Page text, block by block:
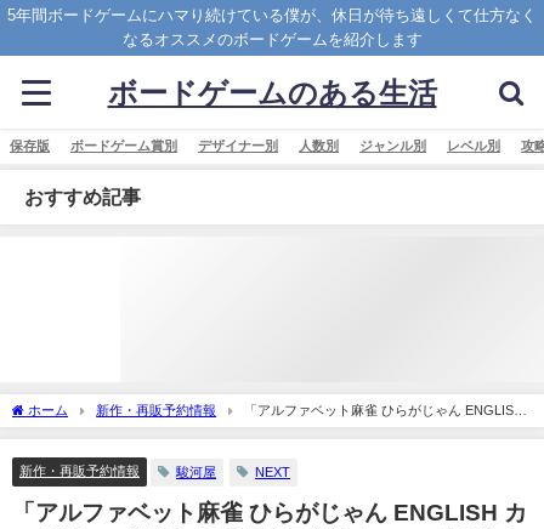
5年間ボードゲームにハマり続けている僕が、休日が待ち遠しくて仕方なく
なるオススメのボードゲームを紹介します
ボードゲームのある生活
保存版 ボードゲーム賞別 デザイナー別 人数別 ジャンル別 レベル別 攻
おすすめ記事
ホーム 新作・再販予約情報
「アルファベット麻雀 ひらがじゃん ENGLISH
カード版」の概略と予約購入可能なショップ紹介！
新作・再販予約情報 駿河屋 NEXT
「アルファベット麻雀 ひらがじゃん ENGLISH カ